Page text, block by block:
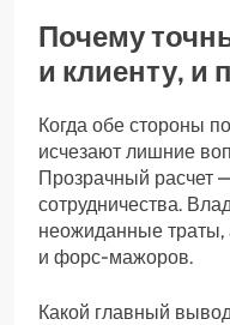
Почему
и клиенту, и
Когда обе стороны
исчезают лишние
Прозрачный расчет
сотрудничества.
неожиданные траты,
и форс-мажоров.
Какой главный